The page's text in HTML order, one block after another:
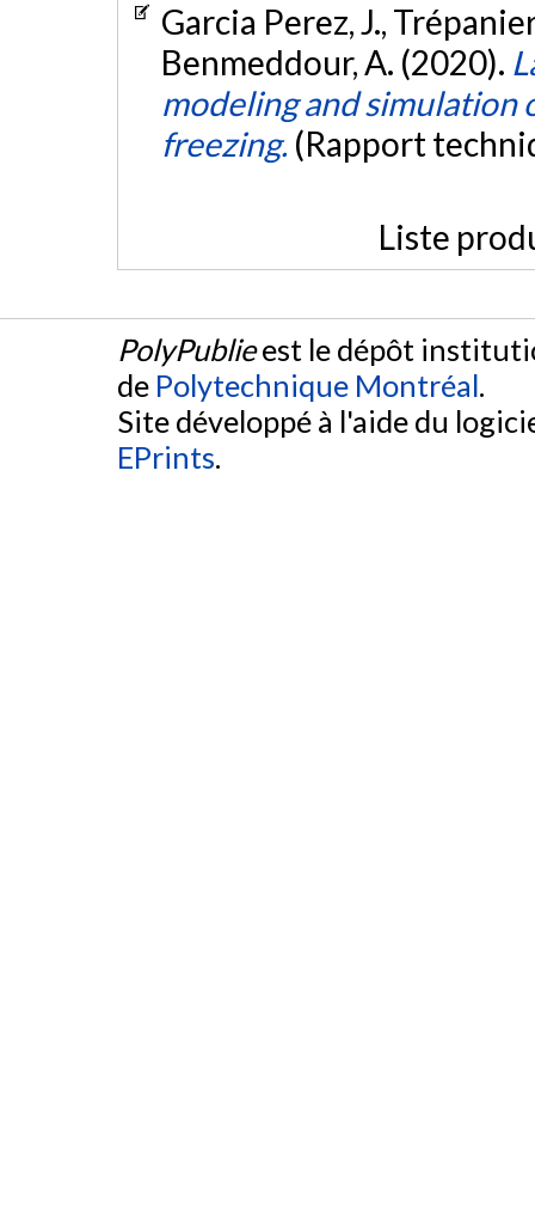
Garcia Perez, J.,
Benmeddour, A. (2020).
modeling and simulation
freezing. (Rapport
Liste
PolyPublieest le dépôt
de Polytechnique Montréal.
Site développé à l'aide du
EPrints.